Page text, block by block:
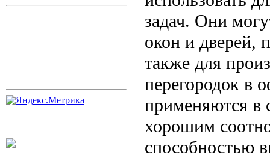
задач. Они
окон и дверей,
также для
перегородок в
применяются в
хорошим
способностью